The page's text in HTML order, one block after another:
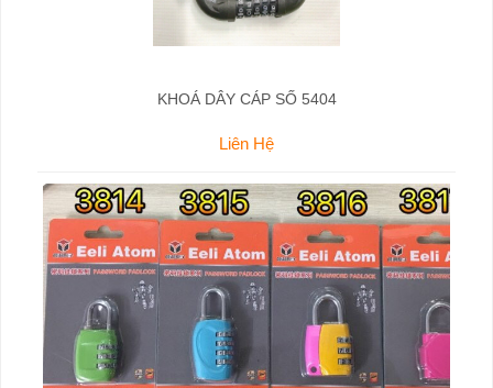
KHOÁ DÂY CÁP SỐ 5404
Liên Hệ